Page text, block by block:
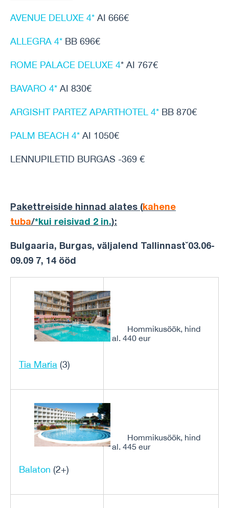
AVENUE DELUXE 4* AI 666€
ALLEGRA 4* BB 696€
ROME PALACE DELUXE 4* AI 767€
BAVARO 4* AI 830€
ARGISHT PARTEZ APARTHOTEL 4* BB 870€
PALM BEACH 4* AI 1050€
LENNUPILETID BURGAS -369 €
Pakettreiside hinnad alates (kahene
tuba/*kui reisivad 2 in.):
Bulgaaria, Burgas, väljalend Tallinnastˇ03.06-
09.09 7, 14 ööd
Tia Maria (3)
Hommikusöök, hind
al. 440 eur
Balaton (2+)
Hommikusöök, hind
al. 445 eur